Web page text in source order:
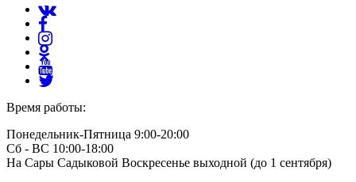
Время работы:
Понедельник-Пятница 9:00-20:00
Сб - ВС 10:00-18:00
На Сары Садыковой Воскресенье выходной (до 1 сентября)